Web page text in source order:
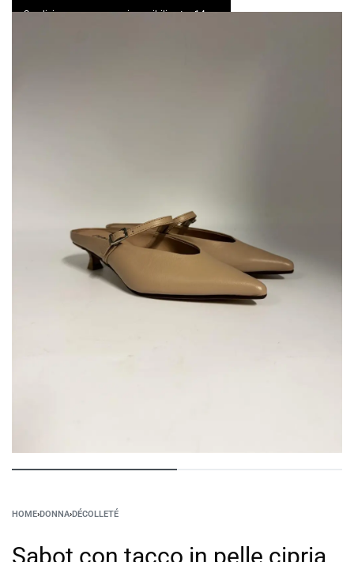
Spedizione express e resi possibili entro 14 gg
HOME›DONNA›DÉCOLLETÉ
Sabot con tacco in pelle cipria